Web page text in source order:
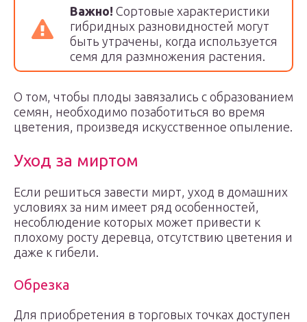
Важно! Сортовые характеристики
гибридных разновидностей могут
быть утрачены, когда используется
семя для размножения растения.
О том, чтобы плоды завязались с образованием
семян, необходимо позаботиться во время
цветения, произведя искусственное опыление.
Уход за миртом
Если решиться завести мирт, уход в домашних
условиях за ним имеет ряд особенностей,
несоблюдение которых может привести к
плохому росту деревца, отсутствию цветения и
даже к гибели.
Обрезка
Для приобретения в торговых точках доступен